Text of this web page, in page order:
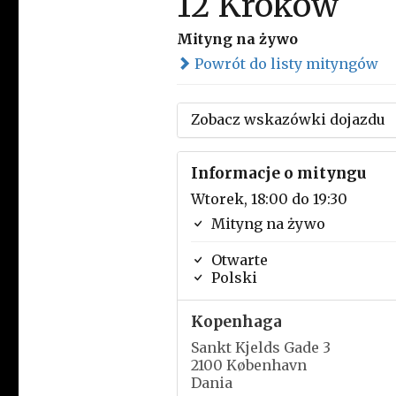
Mityng na żywo
Powrót do listy mityngów
Zobacz wskazówki dojazdu
Informacje o mityngu
Wtorek, 18:00 do 19:30
Mityng na żywo
Otwarte
Polski
Kopenhaga
Sankt Kjelds Gade 3
2100 København
Dania